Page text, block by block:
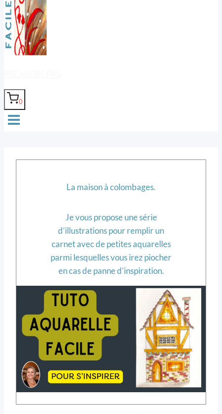
0
La maison à colombages.
Je vous propose une série
d’illustrations pour remplir un
carnet avec de petites aquarelles
parmi lesquelles vous irez piocher
en cas de panne d’inspiration.